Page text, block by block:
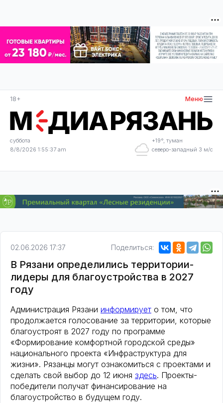
18+ Меню
суббота
8/8/2026 1:55:37 am
+19°, туман
северо-западный 3 м/с
02.06.2026 17:37 Поделиться:
В Рязани определились территории-
лидеры для благоустройства в 2027
году
Администрация Рязани информирует о том, что
продолжается голосование за территории, которые
благоустроят в 2027 году по программе
«Формирование комфортной городской среды»
национального проекта «Инфраструктура для
жизни». Рязанцы могут ознакомиться с проектами и
сделать свой выбор до 12 июня здесь. Проекты-
победители получат финансирование на
благоустройство в будущем году.